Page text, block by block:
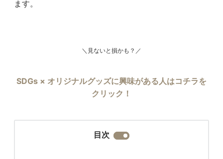
ます。
＼見ないと損かも？／
SDGs × オリジナルグッズに興味がある人はコチラを
クリック！
目次